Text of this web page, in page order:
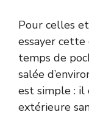
Pour celles
essayer cette
temps de
salée
est simple : il
extérieure